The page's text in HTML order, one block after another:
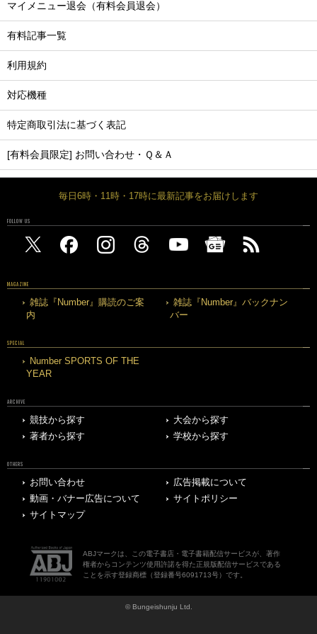
マイメニュー退会（有料会員退会）
有料記事一覧
利用規約
対応機種
特定商取引法に基づく表記
[有料会員限定] お問い合わせ・Ｑ＆Ａ
毎日6時・11時・17時に最新記事をお届けします
FOLLOW US
MAGAZINE
雑誌『Number』購読のご案
内
雑誌『Number』バックナン
バー
SPECIAL
Number SPORTS OF THE
YEAR
ARCHIVE
競技から探す
大会から探す
著者から探す
学校から探す
OTHERS
お問い合わせ
広告掲載について
動画・バナー広告について
サイトポリシー
サイトマップ
ABJマークは、この電子書店・電子書籍配信サービスが、著作
権者からコンテンツ使用許諾を得た正規版配信サービスである
ことを示す登録商標（登録番号6091713号）です。
© Bungeishunju Ltd.